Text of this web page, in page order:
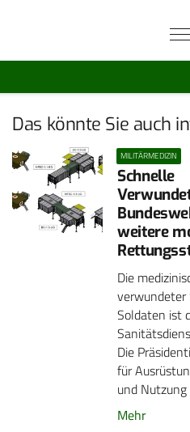
Das könnte Sie auch
MILITÄRMEDIZIN
Schnelle
weitere
Die
Soldaten ist
Die
für
und
Mehr